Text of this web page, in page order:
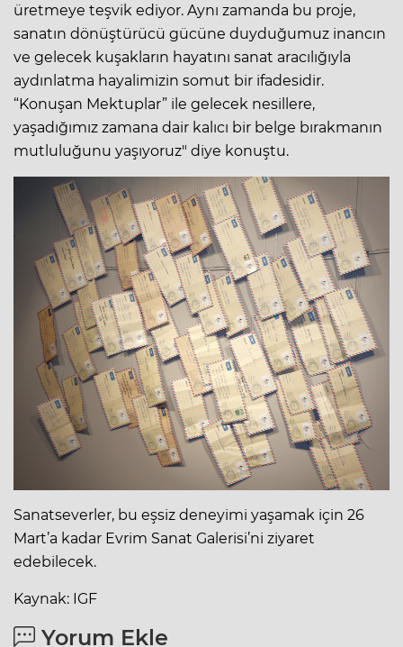
üretmeye teşvik ediyor. Aynı zamanda bu proje,
sanatın dönüştürücü gücüne duyduğumuz inancın
ve gelecek kuşakların hayatını sanat aracılığıyla
aydınlatma hayalimizin somut bir ifadesidir.
“Konuşan Mektuplar” ile gelecek nesillere,
yaşadığımız zamana dair kalıcı bir belge bırakmanın
mutluluğunu yaşıyoruz" diye konuştu.
Sanatseverler, bu eşsiz deneyimi yaşamak için 26
Mart’a kadar Evrim Sanat Galerisi’ni ziyaret
edebilecek.
Kaynak: IGF
Yorum Ekle